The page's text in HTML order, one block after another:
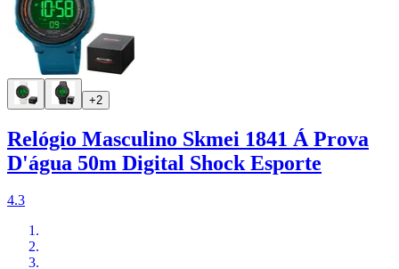
+2
Relógio Masculino Skmei 1841 Á Prova
D'água 50m Digital Shock Esporte
4.3